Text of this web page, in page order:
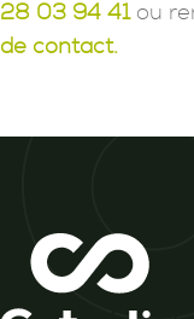
28 03 94 41ou
de contact.